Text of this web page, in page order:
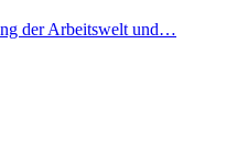
der Arbeitswelt und…